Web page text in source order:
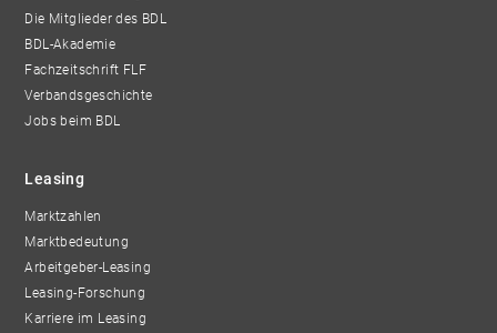
Die Mitglieder des BDL
BDL-Akademie
Fachzeitschrift FLF
Verbandsgeschichte
Jobs beim BDL
Leasing
Marktzahlen
Marktbedeutung
Arbeitgeber-Leasing
Leasing-Forschung
Karriere im Leasing